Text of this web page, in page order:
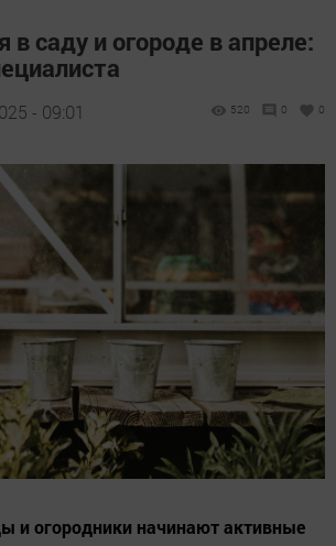
в саду и огороде в апреле:
- 09:01 520 0 0
и огородники начинают активные